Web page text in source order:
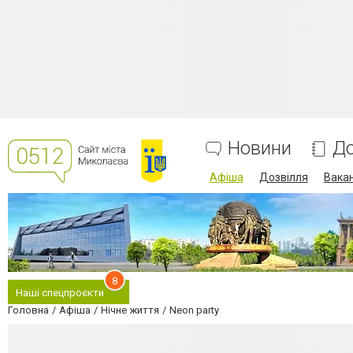
Новини
Афіша Дозвілля
Наші спецпроєкти
8
Головна Афіша Нічне життя Neon party